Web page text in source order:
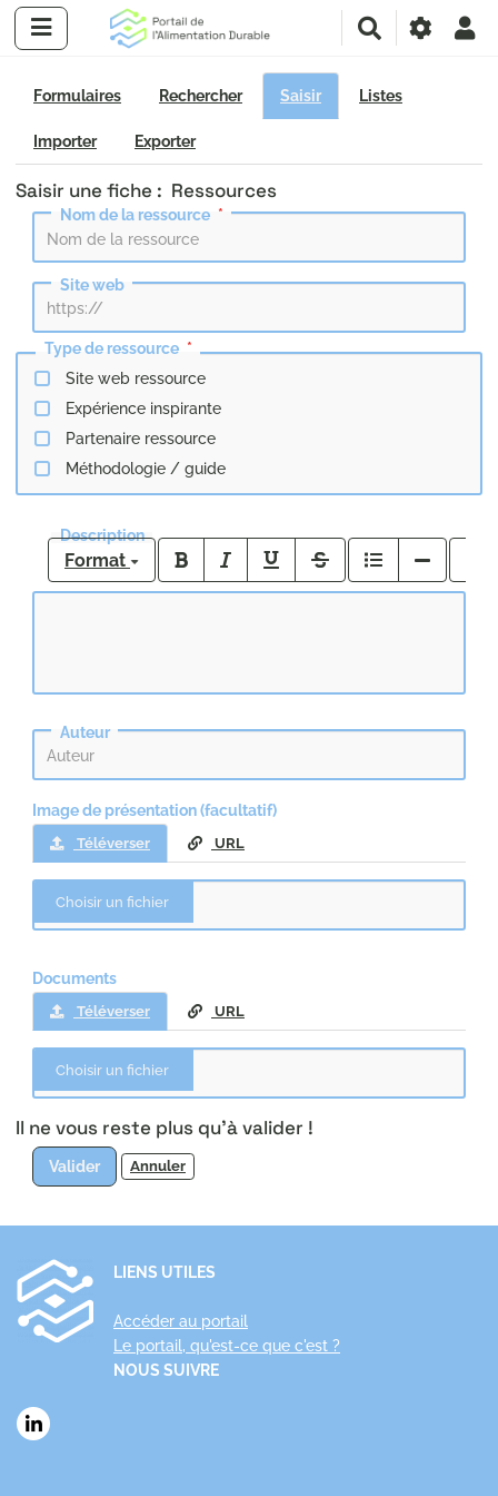
h
c
e
Formulaires Rechercher Saisir Listes
Importer Exporter
Saisir une fiche : Ressources
Nom de la ressource
Site web
Type de ressource
Site web ressource
Expérience inspirante
Partenaire ressource
Méthodologie / guide
Description
Format
Auteur
Image de présentation (facultatif)
Téléverser URL
Documents
Téléverser URL
Il ne vous reste plus qu'à valider !
Valider Annuler
LIENS UTILES
Accéder au portail
Le portail, qu'est-ce que c'est ?
NOUS SUIVRE